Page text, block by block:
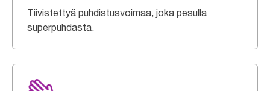
Tiivistettyä puhdistusvoimaa, joka pesulla
superpuhdasta.